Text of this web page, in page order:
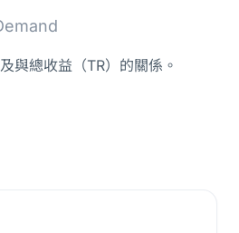
與總收益（TR）的關係。